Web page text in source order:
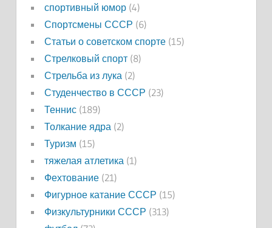
спортивный юмор(4)
Спортсмены СССР (6)
Статьи о советском спорте(15)
Стрелковый спорт(8)
Стрельба из лука (2)
Студенчество в СССР (23)
Теннис(189)
Толкание ядра (2)
Туризм (15)
тяжелая атлетика (1)
Фехтование(21)
Фигурное катание СССР (15)
Физкультурники СССР (313)